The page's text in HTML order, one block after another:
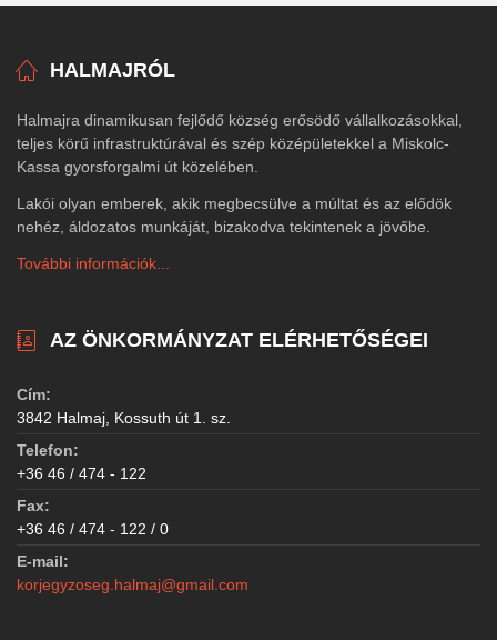
HALMAJRÓL
Halmajra dinamikusan fejlődő község erősödő vállalkozásokkal,
teljes körű infrastruktúrával és szép középületekkel a Miskolc-
Kassa gyorsforgalmi út közelében.
Lakói olyan emberek, akik megbecsülve a múltat és az elődök
nehéz, áldozatos munkáját, bizakodva tekintenek a jövőbe.
További információk...
AZ ÖNKORMÁNYZAT ELÉRHETŐSÉGEI
Cím:
3842 Halmaj, Kossuth út 1. sz.
Telefon:
+36 46 / 474 - 122
Fax:
+36 46 / 474 - 122 / 0
E-mail:
korjegyzoseg.halmaj@gmail.com